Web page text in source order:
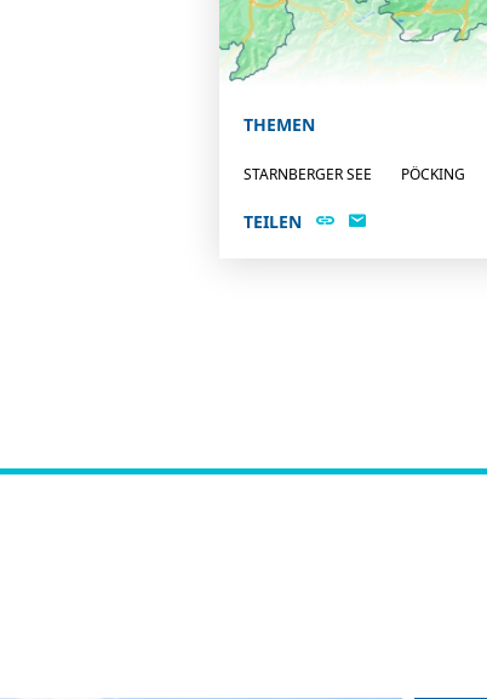
THEMEN
STARNBERGER SEE PÖCKING
TEILEN